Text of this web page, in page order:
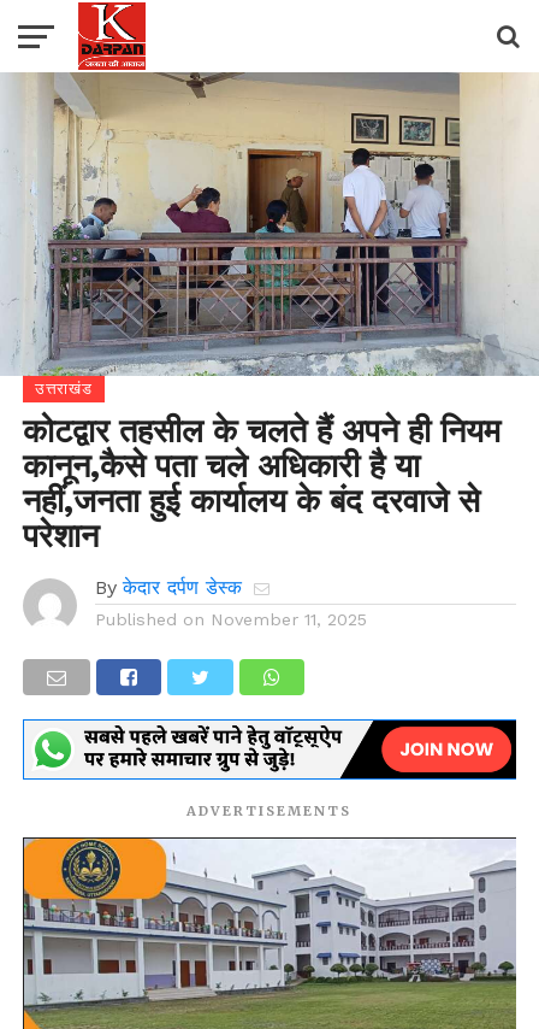
उत्तराखंड
कोटद्वार तहसील के चलते हैं अपने ही नियम
कानून,कैसे पता चले अधिकारी है या
नहीं,जनता हुई कार्यालय के बंद दरवाजे से
परेशान
By केदार दर्पण डेस्क
Published on November 11, 2025
ADVERTISEMENTS